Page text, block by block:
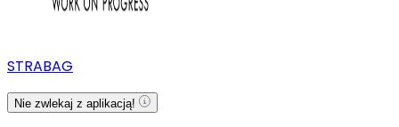
STRABAG
Nie zwlekaj z aplikacją!